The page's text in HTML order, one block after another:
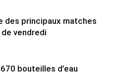
des principaux matches
vendredi
bouteilles d’eau